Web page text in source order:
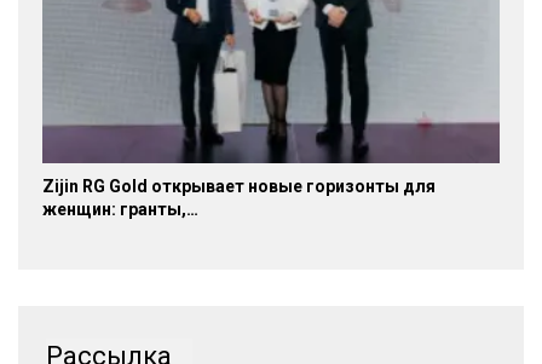
Zijin RG Gold открывает новые горизонты для
женщин: гранты,…
Рассылка